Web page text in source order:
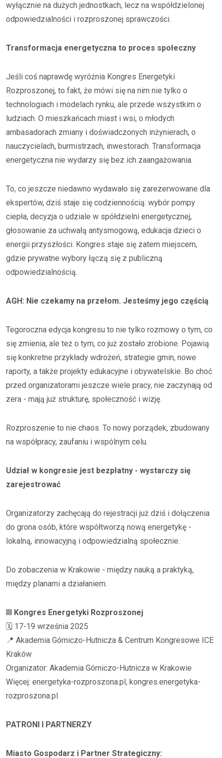
wyłącznie na dużych jednostkach, lecz na współdzielonej
odpowiedzialności i rozproszonej sprawczości.
Transformacja energetyczna to proces społeczny
Jeśli coś naprawdę wyróżnia Kongres Energetyki
Rozproszonej, to fakt, że mówi się na nim nie tylko o
technologiach i modelach rynku, ale przede wszystkim o
ludziach. O mieszkańcach miast i wsi, o młodych
ambasadorach zmiany i doświadczonych inżynierach, o
nauczycielach, burmistrzach, inwestorach. Transformacja
energetyczna nie wydarzy się bez ich zaangażowania.
To, co jeszcze niedawno wydawało się zarezerwowane dla
ekspertów, dziś staje się codziennością: wybór pompy
ciepła, decyzja o udziale w spółdzielni energetycznej,
głosowanie za uchwałą antysmogową, edukacja dzieci o
energii przyszłości. Kongres staje się zatem miejscem,
gdzie prywatne wybory łączą się z publiczną
odpowiedzialnością.
AGH: Nie czekamy na przełom. Jesteśmy jego częścią
Tegoroczna edycja kongresu to nie tylko rozmowy o tym, co
się zmienia, ale też o tym, co już zostało zrobione. Pojawią
się konkretne przykłady wdrożeń, strategie gmin, nowe
raporty, a także projekty edukacyjne i obywatelskie. Bo choć
przed organizatorami jeszcze wiele pracy, nie zaczynają od
zera - mają już strukturę, społeczność i wizję.
Rozproszenie to nie chaos. To nowy porządek, zbudowany
na współpracy, zaufaniu i wspólnym celu.
Udział w kongresie jest bezpłatny - wystarczy się
zarejestrować
Organizatorzy zachęcają do rejestracji już dziś i dołączenia
do grona osób, które współtworzą nową energetykę -
lokalną, innowacyjną i odpowiedzialną społecznie.
Do zobaczenia w Krakowie - między nauką a praktyką,
między planami a działaniem.
III Kongres Energetyki Rozproszonej
🗓️ 17-19 września 2025
📍 Akademia Górniczo-Hutnicza & Centrum Kongresowe ICE
Kraków
Organizator: Akademia Górniczo-Hutnicza w Krakowie
Więcej: energetyka-rozproszona.pl, kongres.energetyka-
rozproszona.pl
PATRONI I PARTNERZY
Miasto Gospodarz i Partner Strategiczny: